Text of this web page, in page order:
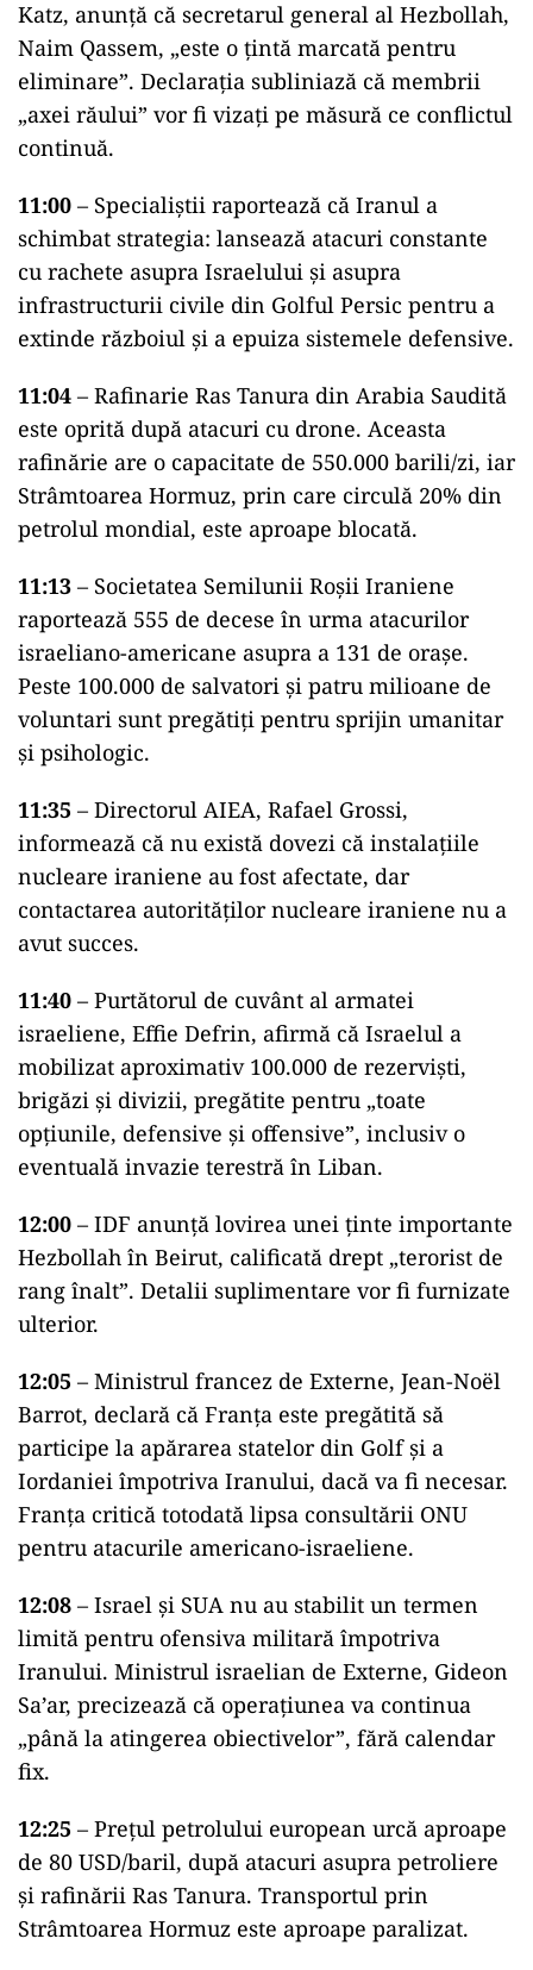
Katz, anunță că secretarul general al Hezbollah,
Naim Qassem, „este o țintă marcată pentru
eliminare”. Declarația subliniază că membrii
„axei răului” vor fi vizați pe măsură ce conflictul
continuă.
11:00 – Specialiștii raportează că Iranul a
schimbat strategia: lansează atacuri constante
cu rachete asupra Israelului și asupra
infrastructurii civile din Golful Persic pentru a
extinde războiul și a epuiza sistemele defensive.
11:04 – Rafinarie Ras Tanura din Arabia Saudită
este oprită după atacuri cu drone. Aceasta
rafinărie are o capacitate de 550.000 barili/zi, iar
Strâmtoarea Hormuz, prin care circulă 20% din
petrolul mondial, este aproape blocată.
11:13 – Societatea Semilunii Roșii Iraniene
raportează 555 de decese în urma atacurilor
israeliano-americane asupra a 131 de orașe.
Peste 100.000 de salvatori și patru milioane de
voluntari sunt pregătiți pentru sprijin umanitar
și psihologic.
11:35 – Directorul AIEA, Rafael Grossi,
informează că nu există dovezi că instalațiile
nucleare iraniene au fost afectate, dar
contactarea autorităților nucleare iraniene nu a
avut succes.
11:40 – Purtătorul de cuvânt al armatei
israeliene, Effie Defrin, afirmă că Israelul a
mobilizat aproximativ 100.000 de rezerviști,
brigăzi și divizii, pregătite pentru „toate
opțiunile, defensive și offensive”, inclusiv o
eventuală invazie terestră în Liban.
12:00 – IDF anunță lovirea unei ținte importante
Hezbollah în Beirut, calificată drept „terorist de
rang înalt”. Detalii suplimentare vor fi furnizate
ulterior.
12:05 – Ministrul francez de Externe, Jean-Noël
Barrot, declară că Franța este pregătită să
participe la apărarea statelor din Golf și a
Iordaniei împotriva Iranului, dacă va fi necesar.
Franța critică totodată lipsa consultării ONU
pentru atacurile americano-israeliene.
12:08 – Israel și SUA nu au stabilit un termen
limită pentru ofensiva militară împotriva
Iranului. Ministrul israelian de Externe, Gideon
Sa’ar, precizează că operațiunea va continua
„până la atingerea obiectivelor”, fără calendar
fix.
12:25 – Prețul petrolului european urcă aproape
de 80 USD/baril, după atacuri asupra petroliere
și rafinării Ras Tanura. Transportul prin
Strâmtoarea Hormuz este aproape paralizat.